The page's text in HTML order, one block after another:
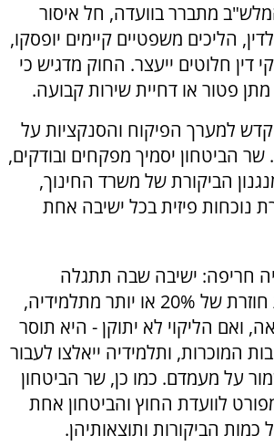
מתברר בוועדה, חל איסור
הליכים משפטיים קיימים יופסקו,
דין חלוטים ייעצר. החוק מדגיש כי
פטור או דחיית שירות קבועה.
למערך הפיקוח והסנקציות על
שר הביטחון יסמיך מפקחים ובודקים,
הביקורת של משרד החינוך,
נוכחות פיזית בכל ישיבה אחת
חריפה: ישיבה שבה תתגלה
בביקורת אי-נוכחות חוזרת של 20% או יותר מתלמידיה,
ואם הליקוי לא יתוקן - היא תוסר
המוכרות, ותלמידיה ייאלצו לעבור
על מעמדם. כמו כן, שר הביטחון
לוועדת החוץ והביטחון אחת
הביקורות ותוצאותיהן.